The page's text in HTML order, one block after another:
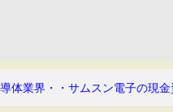
体業界・・サムスン電子の現